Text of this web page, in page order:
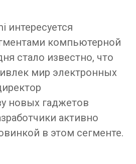
интересуется
компьютерной
стало известно, что
мир электронных
новых гаджетов
активно
в этом сегменте.